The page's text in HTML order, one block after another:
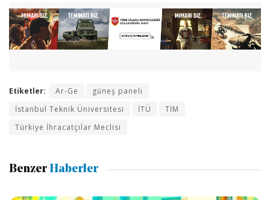
Etiketler: Ar-Ge
güneş paneli
İstanbul Teknik Üniversitesi
İTÜ
TİM
Türkiye İhracatçılar Meclisi
Benzer Haberler